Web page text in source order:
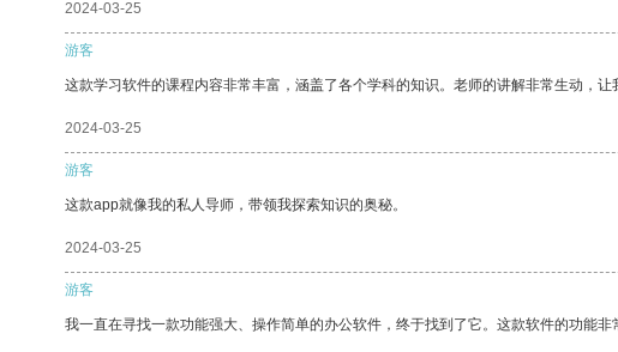
2024-03-25
游客
这款学习软件的课程内容非常丰富，涵盖了各个学科的知识。老师的讲解非常生动，让
2024-03-25
游客
这款app就像我的私人导师，带领我探索知识的奥秘。
2024-03-25
游客
我一直在寻找一款功能强大、操作简单的办公软件，终于找到了它。这款软件的功能